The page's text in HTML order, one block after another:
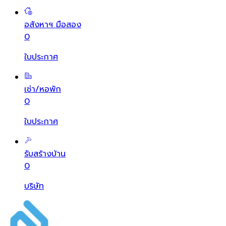
อสังหาฯ มือสอง
0
ใบประกาศ
เช่า/หอพัก
0
ใบประกาศ
รับสร้างบ้าน
0
บริษัท